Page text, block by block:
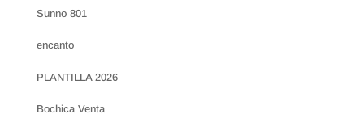
Sunno 801
encanto
PLANTILLA 2026
Bochica Venta